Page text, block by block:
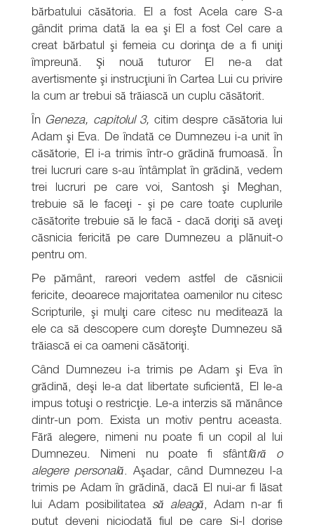
bărbatului căsătoria. El a fost Acela care S-a
gândit prima dată la ea şi El a fost Cel care a
creat bărbatul şi femeia cu dorinţa de a fi uniţi
împreună. Şi nouă tuturor El ne-a dat
avertismente şi instrucţiuni în Cartea Lui cu privire
la cum ar trebui să trăiască un cuplu căsătorit.
În Geneza, capitolul 3, citim despre căsătoria lui
Adam şi Eva. De îndată ce Dumnezeu i-a unit în
căsătorie, El i-a trimis într-o grădină frumoasă. În
trei lucruri care s-au întâmplat în grădină, vedem
trei lucruri pe care voi, Santosh şi Meghan,
trebuie să le faceţi - şi pe care toate cuplurile
căsătorite trebuie să le facă - dacă doriţi să aveţi
căsnicia fericită pe care Dumnezeu a plănuit-o
pentru om.
Pe pământ, rareori vedem astfel de căsnicii
fericite, deoarece majoritatea oamenilor nu citesc
Scripturile, şi mulţi care citesc nu meditează la
ele ca să descopere cum doreşte Dumnezeu să
trăiască ei ca oameni căsătoriţi.
Când Dumnezeu i-a trimis pe Adam şi Eva în
grădină, deşi le-a dat libertate suficientă, El le-a
impus totuşi o restricţie. Le-a interzis să mănânce
dintr-un pom. Exista un motiv pentru aceasta.
Fără alegere, nimeni nu poate fi un copil al lui
Dumnezeu. Nimeni nu poate fi sfântfără o
alegere personală . Aşadar, când Dumnezeu l-a
trimis pe Adam în grădină, dacă El nui-ar fi lăsat
lui Adam posibilitatea să aleagă , Adam n-ar fi
putut deveni niciodată fiul pe care Şi-l dorise